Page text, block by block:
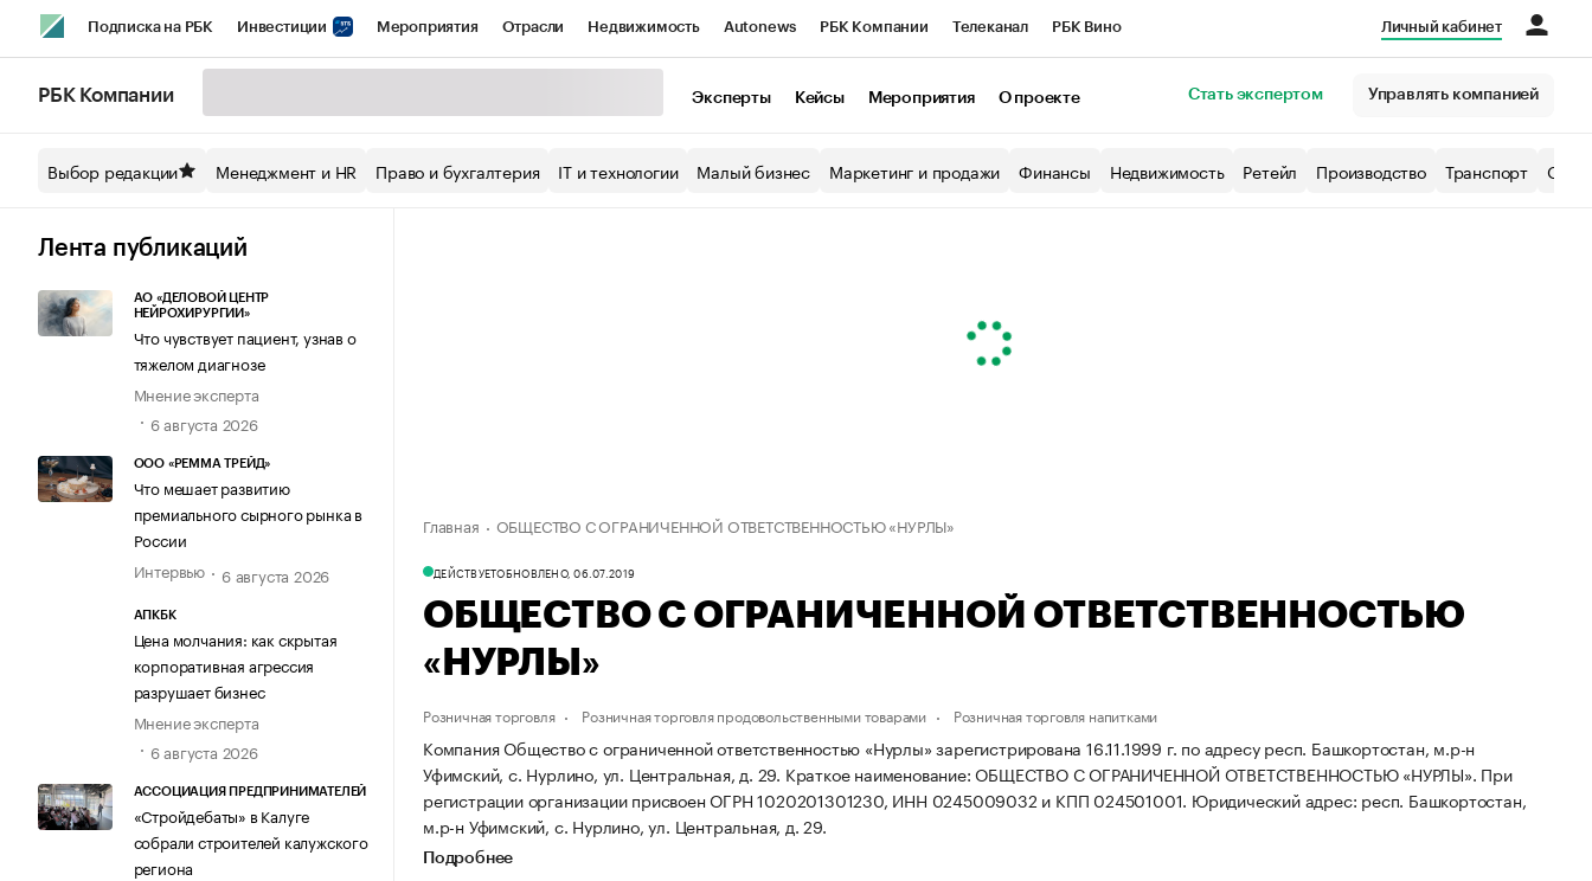
Подписка на РБК Инвестиции Мероприятия Отрасли Недвижимость Autonews РБК Компании Телеканал РБК Вино
Спецпроекты СПб Конференции СПб Спецпроекты Экономика Бизнес
Технологии и медиа
Личный кабинет
РБК Компании Эксперты Кейсы Мероприятия О проекте Стать экспертом Управлять компанией
Выбор редакции Менеджмент и HR Право и бухгалтерия IT и технологии Малый бизнес Маркетинг и продажи Финансы Недвижимость Ретейл Производство Транспорт
Лента публикаций
АО «ДЕЛОВОЙ ЦЕНТР
НЕЙРОХИРУРГИИ»
Что чувствует пациент, узнав о
тяжелом диагнозе
Мнение эксперта
6 августа 2026
ООО «РЕММА ТРЕЙД»
Что мешает развитию
премиального сырного рынка в
России
Интервью
6 августа 2026
АПКБК
Цена молчания: как скрытая
корпоративная агрессия
разрушает бизнес
Мнение эксперта
6 августа 2026
АССОЦИАЦИЯ ПРЕДПРИНИМАТЕЛЕЙ
«Стройдебаты» в Калуге
собрали строителей калужского
региона
Главная ОБЩЕСТВО С ОГРАНИЧЕННОЙ ОТВЕТСТВЕННОСТЬЮ «НУРЛЫ»
ДЕЙСТВУЕТОБНОВЛЕНО, 06.07.2019
ОБЩЕСТВО С ОГРАНИЧЕННОЙ ОТВЕТСТВЕННОСТЬЮ
«НУРЛЫ»
Розничная торговля Розничная торговля продовольственными товарами Розничная торговля напитками
Компания Общество с ограниченной ответственностью «Нурлы» зарегистрирована 16.11.1999 г. по адресу респ. Башкортостан, м.р-н
Уфимский, с. Нурлино, ул. Центральная, д. 29. Краткое наименование: ОБЩЕСТВО С ОГРАНИЧЕННОЙ ОТВЕТСТВЕННОСТЬЮ «НУРЛЫ». При
регистрации организации присвоен ОГРН 1020201301230, ИНН 0245009032 и КПП 024501001. Юридический адрес: респ. Башкортостан,
м.р-н Уфимский, с. Нурлино, ул. Центральная, д. 29.
Подробнее